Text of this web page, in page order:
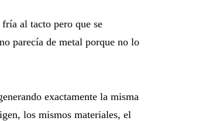
al tacto pero que se
parecía de metal porque no lo
exactamente la misma
los mismos materiales, el